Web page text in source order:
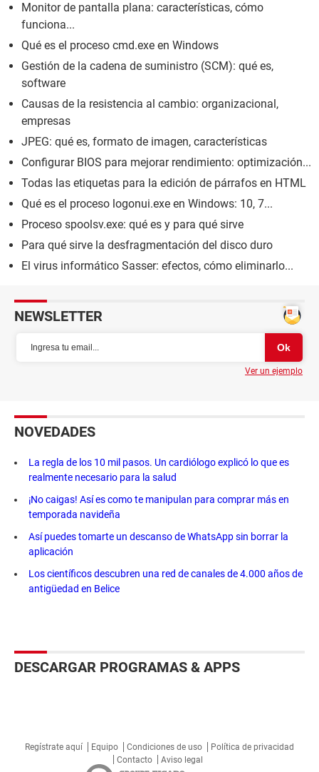
Monitor de pantalla plana: características, cómo
funciona...
Qué es el proceso cmd.exe en Windows
Gestión de la cadena de suministro (SCM): qué es,
software
Causas de la resistencia al cambio: organizacional,
empresas
JPEG: qué es, formato de imagen, características
Configurar BIOS para mejorar rendimiento: optimización...
Todas las etiquetas para la edición de párrafos en HTML
Qué es el proceso logonui.exe en Windows: 10, 7...
Proceso spoolsv.exe: qué es y para qué sirve
Para qué sirve la desfragmentación del disco duro
El virus informático Sasser: efectos, cómo eliminarlo...
NEWSLETTER
Ver un ejemplo
NOVEDADES
La regla de los 10 mil pasos. Un cardiólogo explicó lo que es
realmente necesario para la salud
¡No caigas! Así es como te manipulan para comprar más en
temporada navideña
Así puedes tomarte un descanso de WhatsApp sin borrar la
aplicación
Los científicos descubren una red de canales de 4.000 años de
antigüedad en Belice
DESCARGAR PROGRAMAS & APPS
Regístrate aquí Equipo Condiciones de uso
Política de privacidad
Contacto
Aviso legal